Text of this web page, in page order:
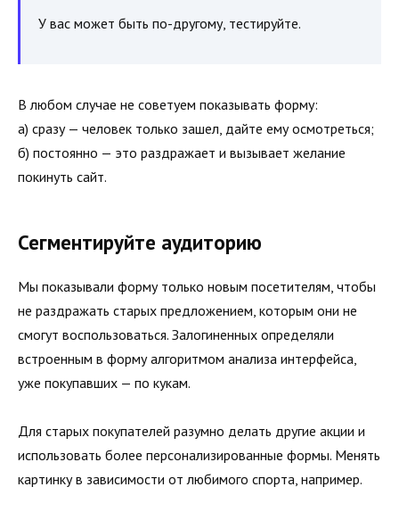
У вас может быть по-другому, тестируйте.
В любом случае не советуем показывать форму:
а) сразу — человек только зашел, дайте ему осмотреться;
б) постоянно — это раздражает и вызывает желание
покинуть сайт.
Сегментируйте аудиторию
Мы показывали форму только новым посетителям, чтобы
не раздражать старых предложением, которым они не
смогут воспользоваться. Залогиненных определяли
встроенным в форму алгоритмом анализа интерфейса,
уже покупавших — по кукам.
Для старых покупателей разумно делать другие акции и
использовать более персонализированные формы. Менять
картинку в зависимости от любимого спорта, например.